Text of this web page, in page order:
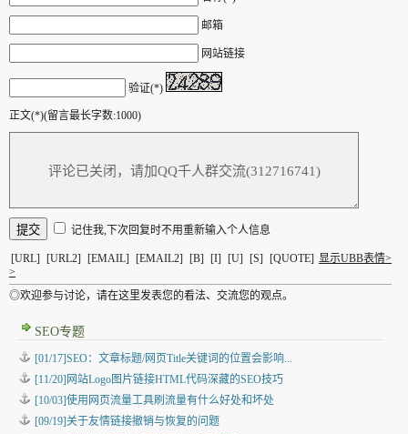
邮箱
网站链接
验证(*)
正文(*)(留言最长字数:1000)
记住我,下次回复时不用重新输入个人信息
[URL] [URL2] [EMAIL] [EMAIL2] [B] [I] [U] [S] [QUOTE] 显示UBB表情>
>
◎欢迎参与讨论，请在这里发表您的看法、交流您的观点。
SEO专题
[01/17]SEO：文章标题/网页Title关键词的位置会影响...
[11/20]网站Logo图片链接HTML代码深藏的SEO技巧
[10/03]使用网页流量工具刷流量有什么好处和坏处
[09/19]关于友情链接撤销与恢复的问题